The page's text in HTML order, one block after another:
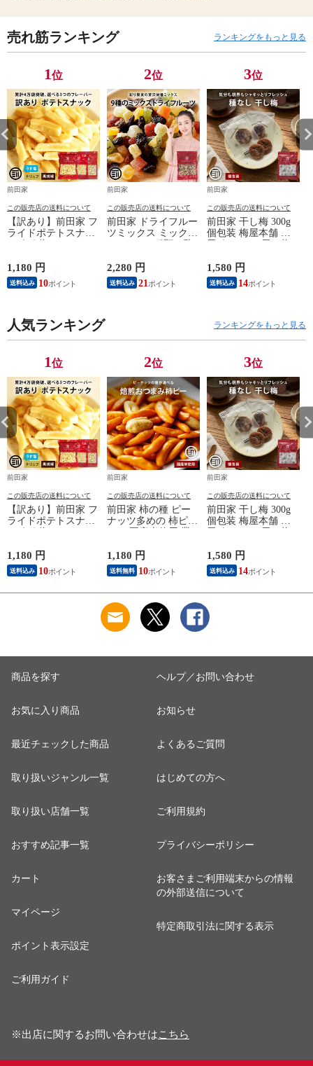
売れ筋ランキング ランキングをもっと見る
1位
前田家
この販売店の送料について
【訳あり】前田家 フ
ライドポテトスナッ
ク うす塩 / トリュフ
リュフ ブラックペッ
パー ポテトスナック
ポテト スナック お
MAEDAYA
1,180 円
送料込み 10
2位
前田家
この販売店の送料について
前田家 ドライフルー
ツミックス ミックス
フルーツ 9種類の贅
物サプリメント ビタ
ミン 食物繊維 鉄分
カリウム ポリフェノ
2,280 円
送料込み 21
3位
前田家
この販売店の送料について
前田家 干し梅 300g
個包装 梅屋本舗 梅
干 うめぼし 干し梅
つまみ お菓子 現場
作業 夏バテ防止 熱
中症 塩分 補給 大容
1,580 円
送料込み 14
人気ランキング ランキングをもっと見る
1位
前田家
この販売店の送料について
【訳あり】前田家 フ
ライドポテトスナッ
ク うす塩 / トリュフ
リュフ ブラックペッ
パー ポテトスナック
ポテト スナック お
1,180 円
送料込み 10
2位
前田家
この販売店の送料について
前田家 柿の種 ピー
ナッツ多めの 柿ピー
600g 国産米使用 業
バタピー バターピー
ナッツ おつまみ お
やつ 珍味 スナック
おかき おせんべい
ポイント消化 送料無
料 MAEDAYA
1,180 円
送料無料 10
3位
前田家
この販売店の送料について
前田家 干し梅 300g
個包装 梅屋本舗 梅
干 うめぼし 干し梅
つまみ お菓子 現場
作業 夏バテ防止 熱
中症 塩分 補給 大容
1,580 円
送料込み 14
商品を探す
お気に入り商品
最近チェックした商品
取り扱いジャンル一覧
取り扱い店舗一覧
おすすめ記事一覧
カート
マイページ
ポイント表示設定
ご利用ガイド
ヘルプ／お問い合わせ
お知らせ
よくあるご質問
はじめての方へ
ご利用規約
プライバシーポリシー
お客さまご利用端末からの情報
の外部送信について
特定商取引法に関する表示
※出店に関するお問い合わせはこちら